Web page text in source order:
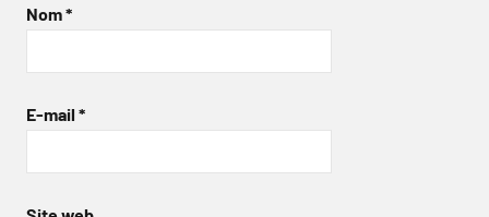
Nom*
E-mail *